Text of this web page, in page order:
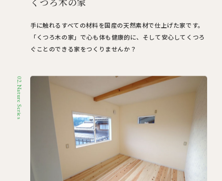
手に触れるすべての材料を国産の天然素材で仕上げた家です。
「くつろ木の家」で心も体も健康的に、そして安心してくつろ
ぐことのできる家をつくりませんか？
02.Nature Series